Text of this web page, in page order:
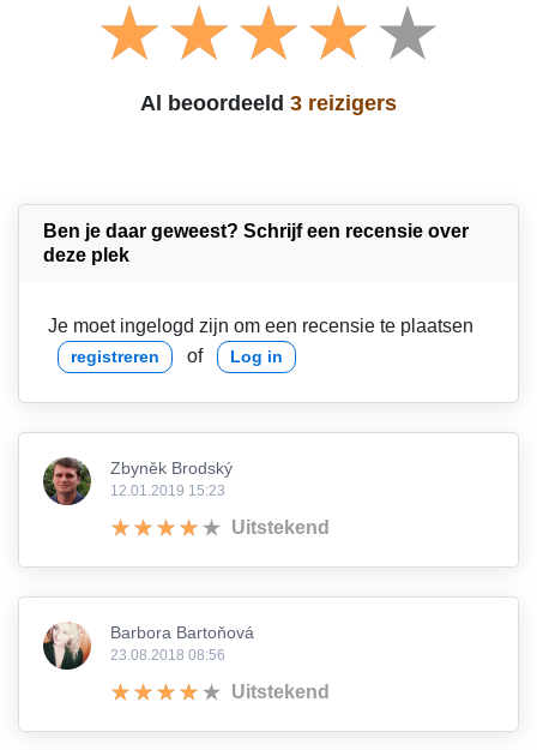
Al beoordeeld 3 reizigers
Ben je daar geweest? Schrijf een recensie over
deze plek
Je moet ingelogd zijn om een recensie te plaatsen
registreren of Log in
Zbyněk Brodský
12.01.2019 15:23
Uitstekend
Barbora Bartoňová
23.08.2018 08:56
Uitstekend